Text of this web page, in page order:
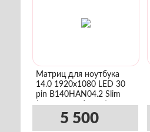
Матриц для ноутбука
14.0 1920x1080 LED 30
pin B140HAN04.2 Slim
(уши сверху/снизу)
5 500